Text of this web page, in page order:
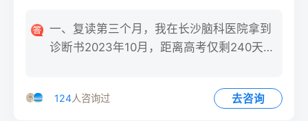
一、复读第三个月，我在长沙脑科医院拿到
诊断书2023年10月，距离高考仅剩240天，
124人咨询过 去咨询